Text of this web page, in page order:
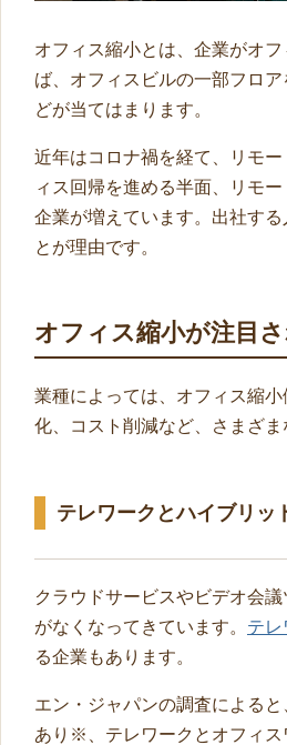
オフィス縮小とは、企業がオ
ば、オフィスビルの一部フロ
どが当てはまります。
近年はコロナ禍を経て、リモ
ィス回帰を進める半面、リモ
企業が増えています。出社す
とが理由です。
オフィス縮小が注目
業種によっては、オフィス縮
化、コスト削減など、さまざま
テレワークとハイブリッ
クラウドサービスやビデオ会
がなくなってきています。 テレ
る企業もあります。
エン・ジャパンの調査による
あり※、テレワークとオフィス